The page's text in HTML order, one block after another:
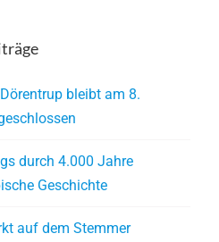
bleibt am 8.
durch 4.000 Jahre
Geschichte
auf dem Stemmer